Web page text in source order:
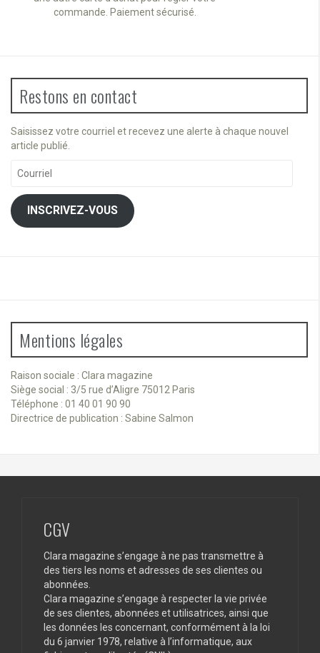
commande. Paiement sécurisé.
Restons en contact
Saisissez votre courriel et recevez une alerte à chaque nouvel
article publié.
INSCRIVEZ-VOUS
Mentions légales
Raison sociale : Clara magazine
Siège social : 3/5 rue d’Aligre 75012 Paris
Téléphone : 01 40 01 90 90
Directrice de publication : Sabine Salmon
CGV
Clara magazine s’engage à ne pas transmettre à
des tiers les noms et adresses de ses clientes ou
abonnées.
Clara magazine s’engage à respecter la vie privée
de ses clientes, abonnées et utilisatrices, ainsi que
les données les concernant, conformément à la loi
du 6 janvier 1978, relative à l’informatique, aux